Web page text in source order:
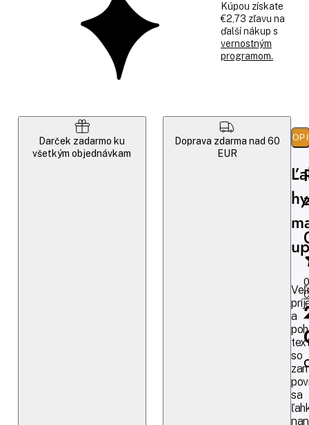
Kúpou získate
€2,73 zľavu na
ďalší nákup s
vernostným
programom.
Darček zadarmo ku
všetkým objednávkam
Doprava zdarma nad 60
EUR
a
so
sa